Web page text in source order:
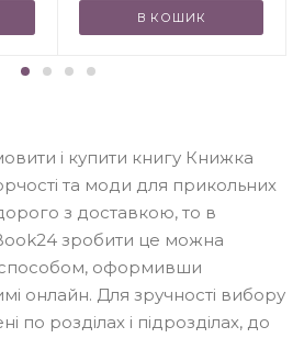
В КОШИК
і купити книгу Книжка
та моди для прикольних
з доставкою, то в
зробити це можна
способом, оформивши
онлайн. Для зручності вибору
по розділах і підрозділах, до